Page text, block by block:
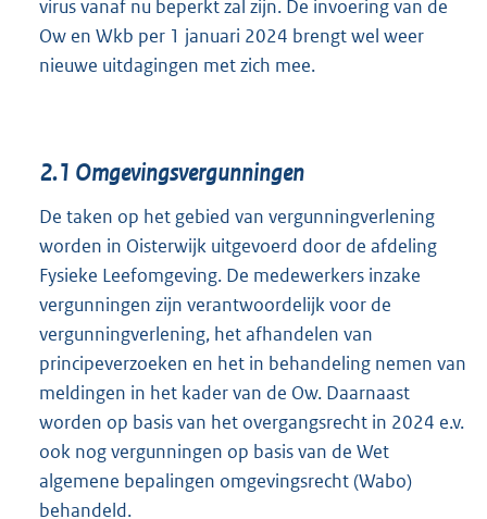
virus vanaf nu beperkt zal zijn. De invoering van de
Ow en Wkb per 1 januari 2024 brengt wel weer
nieuwe uitdagingen met zich mee.
2.1 Omgevingsvergunningen
De taken op het gebied van vergunningverlening
worden in Oisterwijk uitgevoerd door de afdeling
Fysieke Leefomgeving. De medewerkers inzake
vergunningen zijn verantwoordelijk voor de
vergunningverlening, het afhandelen van
principeverzoeken en het in behandeling nemen van
meldingen in het kader van de Ow. Daarnaast
worden op basis van het overgangsrecht in 2024 e.v.
ook nog vergunningen op basis van de Wet
algemene bepalingen omgevingsrecht (Wabo)
behandeld.